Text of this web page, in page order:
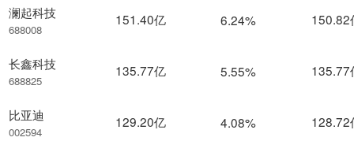
澜起科技
688008
长鑫科技
688825
比亚迪
002594
151.40亿 6.24% 150.82
135.77亿 5.55% 135.77
129.20亿 4.08% 128.72